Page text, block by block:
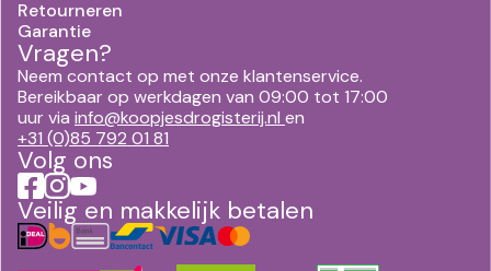
Retourneren
Garantie
Vragen?
Neem contact op met onze klantenservice.
Bereikbaar op werkdagen van 09:00 tot 17:00
uur via info@koopjesdrogisterij.nl en
+31 (0)85 792 01 81
Volg ons
Veilig en makkelijk betalen